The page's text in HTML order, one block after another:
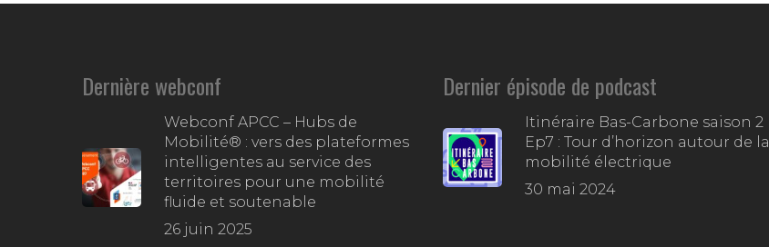
Dernière webconf
Webconf APCC – Hubs de
Mobilité® : vers des plateformes
intelligentes au service des
territoires pour une mobilité
fluide et soutenable
26 juin 2025
Dernier épisode de podcast
Itinéraire Bas-Carbone saison 2
Ep7 : Tour d’horizon autour de la
mobilité électrique
30 mai 2024